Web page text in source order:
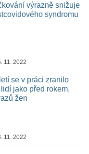
výrazně snižuje
syndromu
11. 2022
se v práci zranilo
jako před rokem,
žen
11. 2022